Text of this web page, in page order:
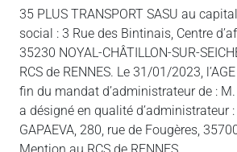
35 PLUS TRANSPORT SASU au
social : 3 Rue des Bintinais, Centre
35230 NOYAL-CHÂTILLON-SUR-
RCS de RENNES. Le 31/01/2023,
fin du mandat d’administrateur de : M.
a désigné en qualité d’administrateur
GAPAEVA, 280, rue de Fougères,